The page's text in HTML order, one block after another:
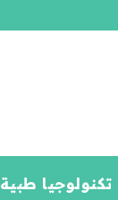
تكنولوجيا طبية